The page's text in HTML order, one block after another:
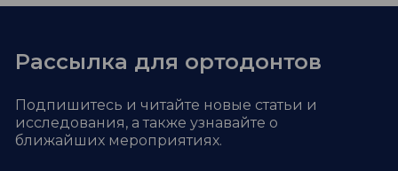
Рассылка для ортодонтов
Подпишитесь и читайте новые статьи и
исследования, а также узнавайте о
ближайших мероприятиях.